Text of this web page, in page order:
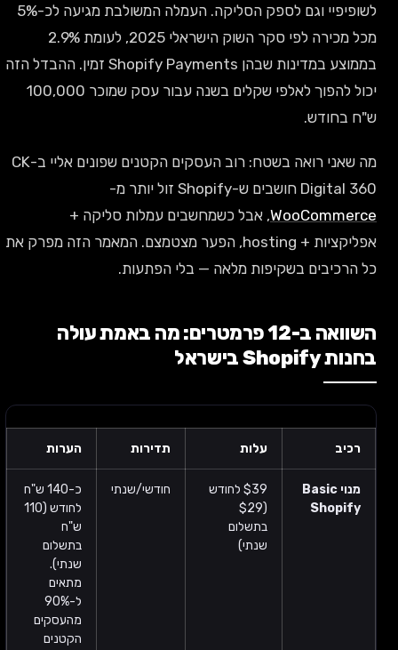
לשופיפיי וגם לספק הסליקה. העמלה המשולבת מגיעה לכ-5%
מכל מכירה לפי סקר השוק הישראלי 2025, לעומת 2.9%
בממוצע במדינות שבהן Shopify Payments זמין. ההבדל הזה
יכול להפוך לאלפי שקלים בשנה עבור עסק שמוכר 100,000
ש"ח בחודש.
מה שאני רואה בשטח: רוב העסקים הקטנים שפונים אליי ב-CK
Digital 360 חושבים ש-Shopify זול יותר מ-
WooCommerce, אבל כשמחשבים עמלות סליקה +
אפליקציות + hosting, הפער מצטמצם. המאמר הזה מפרק את
כל הרכיבים בשקיפות מלאה — בלי הפתעות.
השוואה ב-12 פרמטרים: מה באמת עולה
בחנות Shopify בישראל
רכיב עלות תדירות הערות
מנוי Basic
Shopify
$39 לחודש
($29
בתשלום
שנתי)
חודשי/שנתי
כ-140 ש"ח
לחודש (110
ש"ח
בתשלום
שנתי).
מתאים
ל-90%
מהעסקים
הקטנים